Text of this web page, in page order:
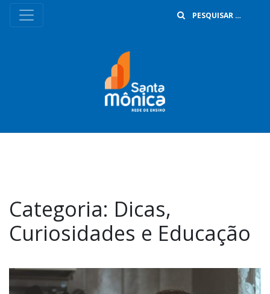
Categoria: Dicas,
Curiosidades e Educação